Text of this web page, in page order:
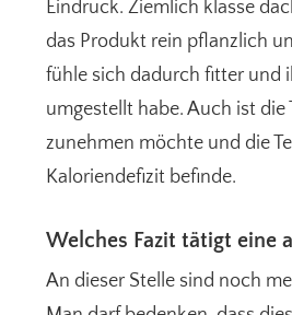
Eindruck. Ziemlich klasse
das Produkt rein pflanzlich
fühle sich dadurch fitter und
umgestellt habe. Auch ist die
zunehmen möchte und die
Kaloriendefizit befinde.
Welches Fazit tätigt eine
An dieser Stelle sind noch